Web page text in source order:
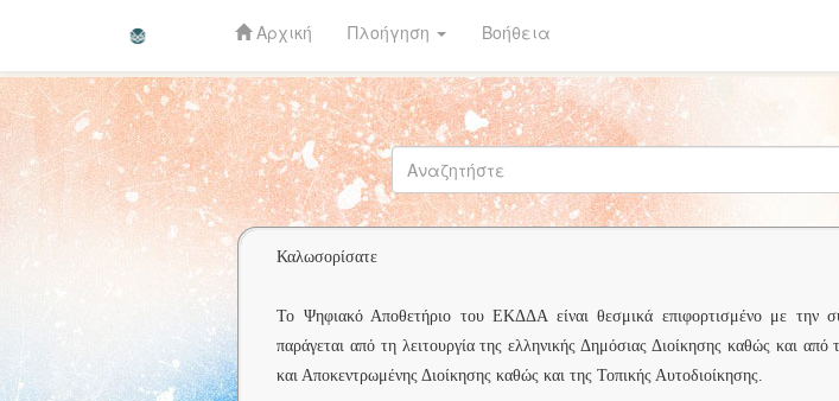
Skip
navigation
Αρχική Πλοήγηση Βοήθεια
Καλωσορίσατε
Το Ψηφιακό Αποθετήριο του ΕΚΔΔΑ είναι θεσμικά επιφορτισμένο με την
παράγεται από τη λειτουργία της ελληνικής Δημόσιας Διοίκησης καθώς και
και Αποκεντρωμένης Διοίκησης καθώς και της Τοπικής Αυτοδιοίκησης.